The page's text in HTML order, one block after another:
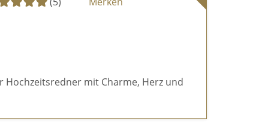
Hochzeitsredner mit Charme, Herz und